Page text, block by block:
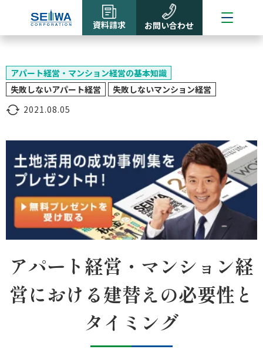
資料請求 お問い合わせ
2021.08.05
アパート経営・マンション経営の基本知識
失敗しないアパート経営
失敗しないマンション経営
アパート経営・マンション経
営における建替えの必要性と
タイミング